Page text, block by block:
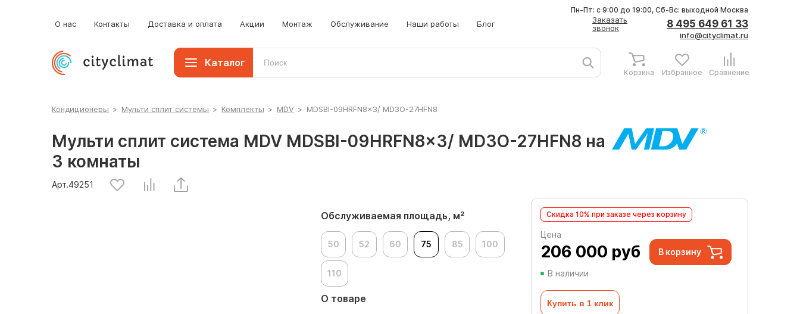
О нас Контакты Доставка и оплата Акции Монтаж Обслуживание Наши работы Блог
Заказать
звонок
8 495 649 61 33
info@cityclimat.ru
Пн-Пт: с 9:00 до 19:00, Сб-Вс: выходной Москва
Каталог
Корзина Избранное Сравнение
Кондиционеры > Мульти сплит системы > Комплекты > MDV > MDSBI-09HRFN8x3/ MD3O-27HFN8
Мульти сплит система MDV MDSBI-09HRFN8x3/ MD3O-27HFN8 на
3 комнаты
Арт.49251
Обслуживаемая площадь, м²
50 52 60 75 85 100
110
О товаре
Скидка 10% при заказе через корзину
Цена
206 000 руб В корзину
В наличии
Купить в 1 клик